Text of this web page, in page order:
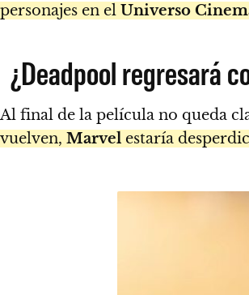
personajes en el Universo
¿Deadpool regresará
Al final de la película no queda
vuelven, Marvel estaría